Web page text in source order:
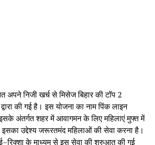
निजी खर्च से मिसेज बिहार की टॉप 2
द्वारा की गई है। इस योजना का नाम पिंक लाइन
अंतर्गत शहर में आवागमन के लिए महिलाएं मुफ्त में
उद्देश्य जरूरतमंद महिलाओं की सेवा करना है।
ई–रिक्शा के माध्यम से इस सेवा की शुरुआत की गई